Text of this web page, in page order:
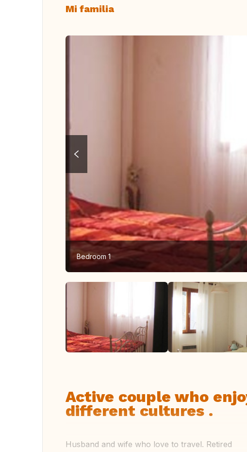
Mi familia
Bedroom 1
Ver todas las
Active couple who
different cultures .
Husband and wife who love to travel. Retired